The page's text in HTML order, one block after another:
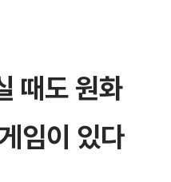
때도 원화
임이 있다